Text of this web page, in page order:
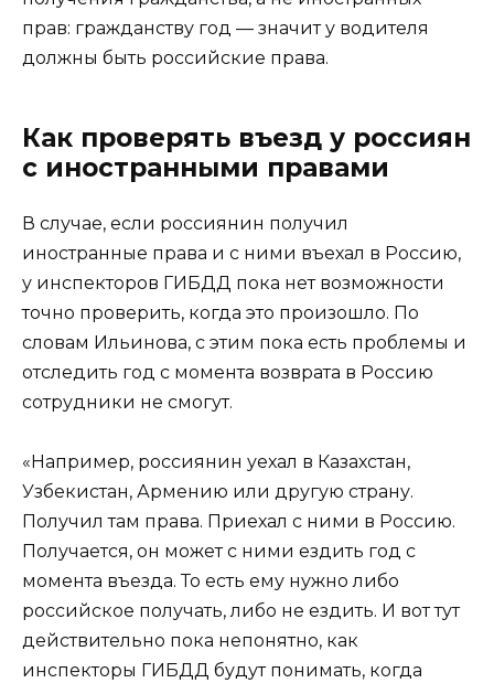
прав: гражданству год — значит у водителя
должны быть российские права.
Как проверять въезд у россиян
с иностранными правами
В случае, если россиянин получил
иностранные права и с ними въехал в Россию,
у инспекторов ГИБДД пока нет возможности
точно проверить, когда это произошло. По
словам Ильинова, с этим пока есть проблемы и
отследить год с момента возврата в Россию
сотрудники не смогут.
«Например, россиянин уехал в Казахстан,
Узбекистан, Армению или другую страну.
Получил там права. Приехал с ними в Россию.
Получается, он может с ними ездить год с
момента въезда. То есть ему нужно либо
российское получать, либо не ездить. И вот тут
действительно пока непонятно, как
инспекторы ГИБДД будут понимать, когда